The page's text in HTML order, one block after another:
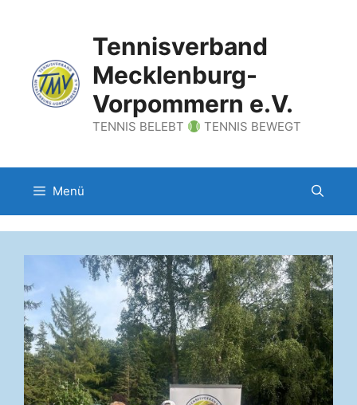
Tennisverband
Mecklenburg-
Vorpommern e.V.
TENNIS BELEBT TENNIS BEWEGT
Menü